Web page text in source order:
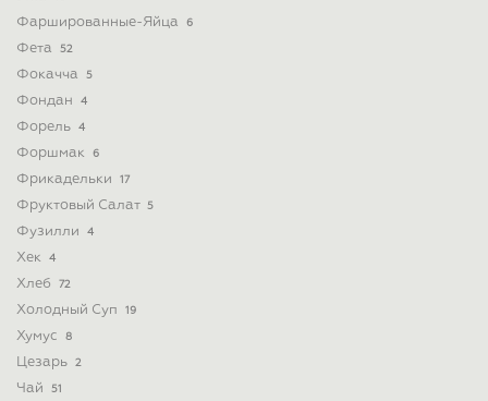
Фаршированные-Яйца 6
Фета 52
Фокачча 5
Фондан 4
Форель 4
Форшмак 6
Фрикадельки 17
Фруктовый Салат 5
Фузилли 4
Хек 4
Хлеб 72
Холодный Суп 19
Хумус 8
Цезарь 2
Чай 51